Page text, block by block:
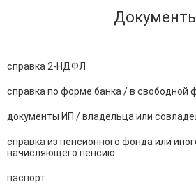
справка 2-НДФЛ
справка по форме банка / в свободной
документы ИП / владельца или
справка из пенсионного фонда или
начисляющего пенсию
паспорт